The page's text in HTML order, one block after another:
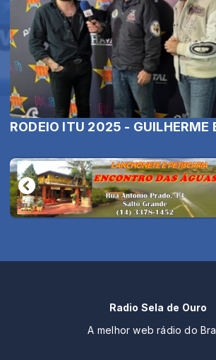
RODEIO ITU 2025 - GUILHERME
Radio Sela de Ouro
A melhor web rádio do